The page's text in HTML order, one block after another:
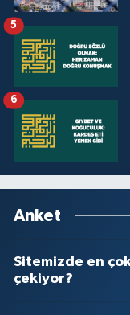
5
6
Anket
Sitemizde en
çekiyor?